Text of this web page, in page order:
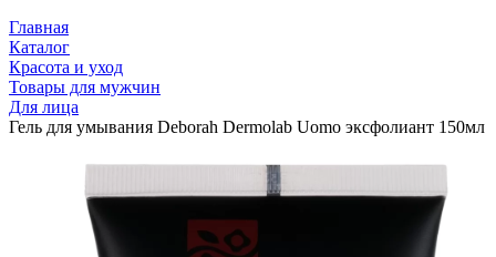
Главная
Каталог
Красота и уход
Товары для мужчин
Для лица
Гель для умывания Deborah Dermolab Uomo эксфолиант 150мл